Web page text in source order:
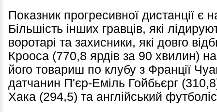
Показник прогресивної дистанції
Більшість інших гравців, які
воротарі та захисники, які довго
Крооса (770,8 ярдів за 90 хвилин)
його товариш по клубу з Франції
датчанин П'єр-Еміль Гойбьєрг
Хака (294,5) та англійський